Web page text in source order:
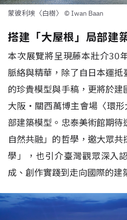
蒙彼利埃〈白樹〉 © Iwan Baan
搭建「大屋根」局部建
本次展覽將呈現藤本壯介30
脈絡與精華，除了自日本運
的珍貴模型與手稿，更將於
大阪・關西萬博主會場〈環
部建築模型。忠泰美術館期
自然共融」的哲學，邀大眾
學」，也引介臺灣觀眾深入
成、創作實踐到走向國際的建